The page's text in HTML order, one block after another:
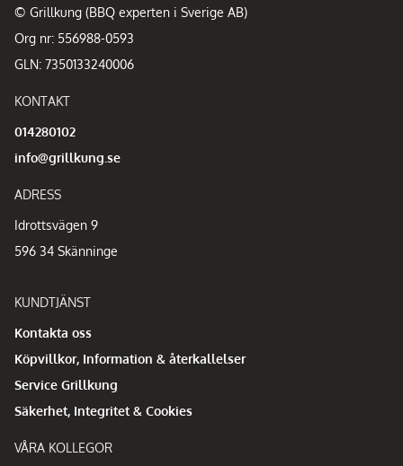
© Grillkung (BBQ experten i Sverige AB)
Org nr: 556988-0593
GLN: 7350133240006
KONTAKT
014280102
info@grillkung.se
ADRESS
Idrottsvägen 9
596 34 Skänninge
KUNDTJÄNST
Kontakta oss
Köpvillkor, Information & återkallelser
Service Grillkung
Säkerhet, Integritet & Cookies
VÅRA KOLLEGOR